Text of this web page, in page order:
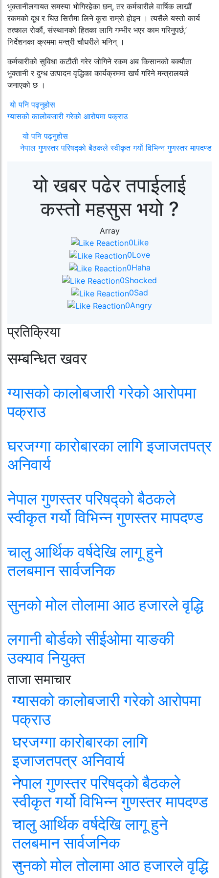
भुक्तानीलगायत समस्या भोगिरहेका छन्, तर कर्मचारीले वार्षिक लाखौं
रकमको दूध र घिउ सित्तैमा लिने कुरा राम्रो होइन । त्यसैले यस्तो कार्य
तत्काल रोकौं, संस्थानको हितका लागि गम्भीर भएर काम गरिनुपर्छ,’
निर्देशनका क्रममा मन्त्री चौधरीले भनिन् ।
कर्मचारीको सुविधा कटौती गरेर जोगिने रकम अब किसानको बक्यौता
भुक्तानी र दुग्ध उत्पादन वृद्धिका कार्यक्रममा खर्च गरिने मन्त्रालयले
जनाएको छ ।
यो पनि पढ्नुहोस
ग्यासको कालोबजारी गरेको आरोपमा पक्राउ
यो पनि पढ्नुहोस
नेपाल गुणस्तर परिषद्को बैठकले स्वीकृत गर्यो विभिन्न गुणस्तर मापदण्ड
यो खबर पढेर तपाईलाई
कस्तो महसुस भयो ?
Array
0Like
0Love
0Haha
0Shocked
0Sad
0Angry
प्रतिक्रिया
सम्बन्धित खवर
ग्यासको कालोबजारी गरेको आरोपमा
पक्राउ
घरजग्गा कारोबारका लागि इजाजतपत्र
अनिवार्य
नेपाल गुणस्तर परिषद्को बैठकले
स्वीकृत गर्यो विभिन्न गुणस्तर मापदण्ड
चालु आर्थिक वर्षदेखि लागू हुने
तलबमान सार्वजनिक
सुनको मोल तोलामा आठ हजारले वृद्धि
लगानी बोर्डको सीईओमा याङकी
उक्याव नियुक्त
ताजा समाचार
ग्यासको कालोबजारी गरेको आरोपमा
पक्राउ
घरजग्गा कारोबारका लागि
इजाजतपत्र अनिवार्य
नेपाल गुणस्तर परिषद्को बैठकले
स्वीकृत गर्यो विभिन्न गुणस्तर मापदण्ड
चालु आर्थिक वर्षदेखि लागू हुने
तलबमान सार्वजनिक
सुनको मोल तोलामा आठ हजारले वृद्धि